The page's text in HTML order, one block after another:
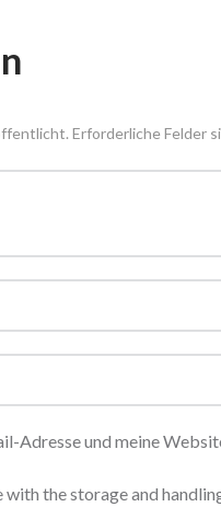
Erforderliche Felder
Adresse und meine
with the storage and